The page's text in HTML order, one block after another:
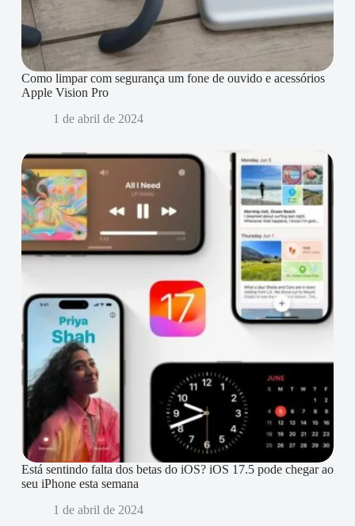
Como limpar com segurança um fone de ouvido e acessórios
Apple Vision Pro
1 de abril de 2024
Está sentindo falta dos betas do iOS? iOS 17.5 pode chegar ao
seu iPhone esta semana
1 de abril de 2024